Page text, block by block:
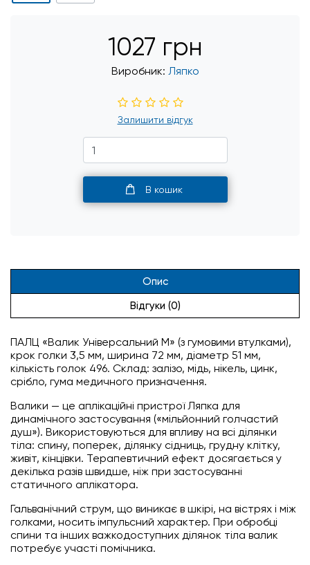
Опис
Відгуки (0)
ПАЛЦ «Валик Універсальний М» (з гумовими втулками),
крок голки 3,5 мм, ширина 72 мм, діаметр 51 мм,
кількість голок 496. Склад: залізо, мідь, нікель, цинк,
срібло, гума медичного призначення.
Валики — це аплікаційні пристрої Ляпка для
динамічного застосування («мільйонний голчастий
душ»). Використовуються для впливу на всі ділянки
тіла: спину, поперек, ділянку сідниць, грудну клітку,
живіт, кінцівки. Терапевтичний ефект досягається у
декілька разів швидше, ніж при застосуванні
статичного аплікатора.
Гальванічний струм, що виникає в шкірі, на вістрях і між
голками, носить імпульсний характер. При обробці
спини та інших важкодоступних ділянок тіла валик
потребує участі помічника.
1027 грн
Виробник: Ляпко
Залишити відгук
В кошик